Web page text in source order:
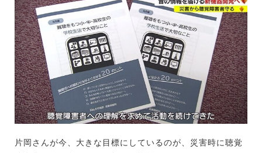
片岡さんが今、大きな目標にしているのが、災害時に聴覚